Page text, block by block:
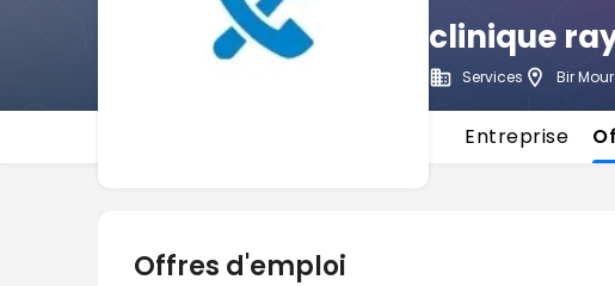
clinique
Services Bir
Entreprise
Offres d'emploi